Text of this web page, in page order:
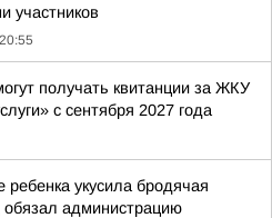
участников
получать квитанции за ЖКУ
с сентября 2027 года
ребенка укусила бродячая
обязал администрацию